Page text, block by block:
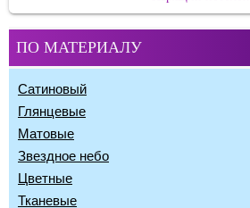
ПО МАТЕРИАЛУ
Сатиновый
Глянцевые
Матовые
Звездное небо
Цветные
Тканевые